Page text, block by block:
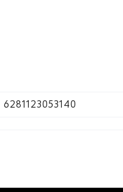
6281123053140